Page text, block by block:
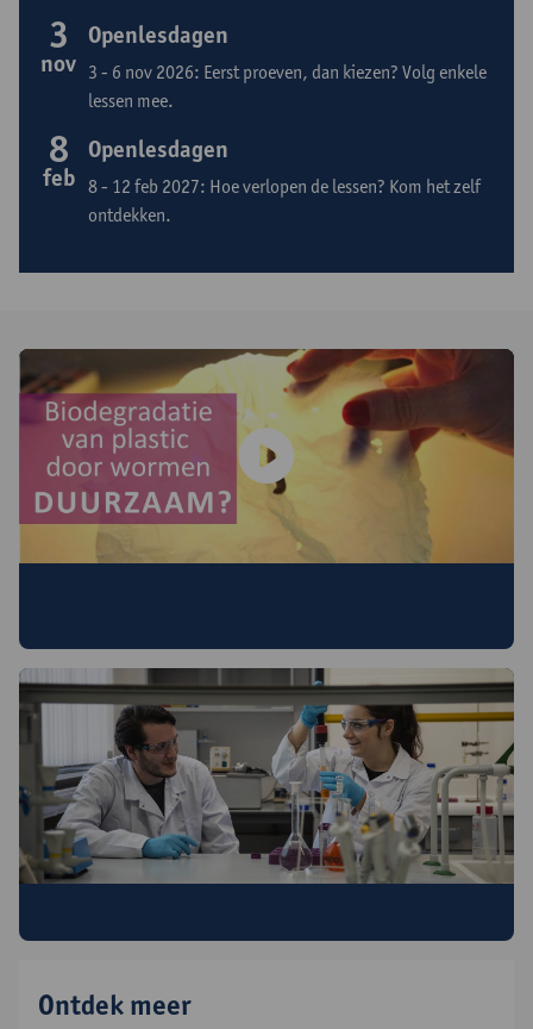
Openlesdagen
3 - 6 nov 2026: Eerst proeven, dan kiezen? Volg enkele
lessen mee.
3
nov
Openlesdagen
8 - 12 feb 2027: Hoe verlopen de lessen? Kom het zelf
ontdekken.
8
feb
Ontdek meer